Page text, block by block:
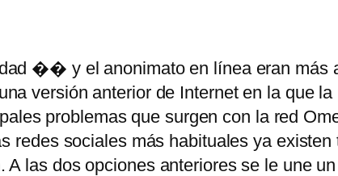
�� y el anonimato en línea eran más
versión anterior de Internet en la que
problemas que surgen con la red
redes sociales más habituales ya
las dos opciones anteriores se le une